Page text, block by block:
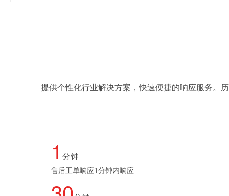
提供个性化行业解决方案，快速便捷的响应服务。
1 分钟
售后工单响应1分钟内响应